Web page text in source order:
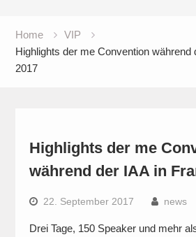
Home
VIP
Highlights der me Convention während
2017
Highlights der me
während der IAA in
22. September 2017 news
Drei Tage, 150 Speaker und mehr